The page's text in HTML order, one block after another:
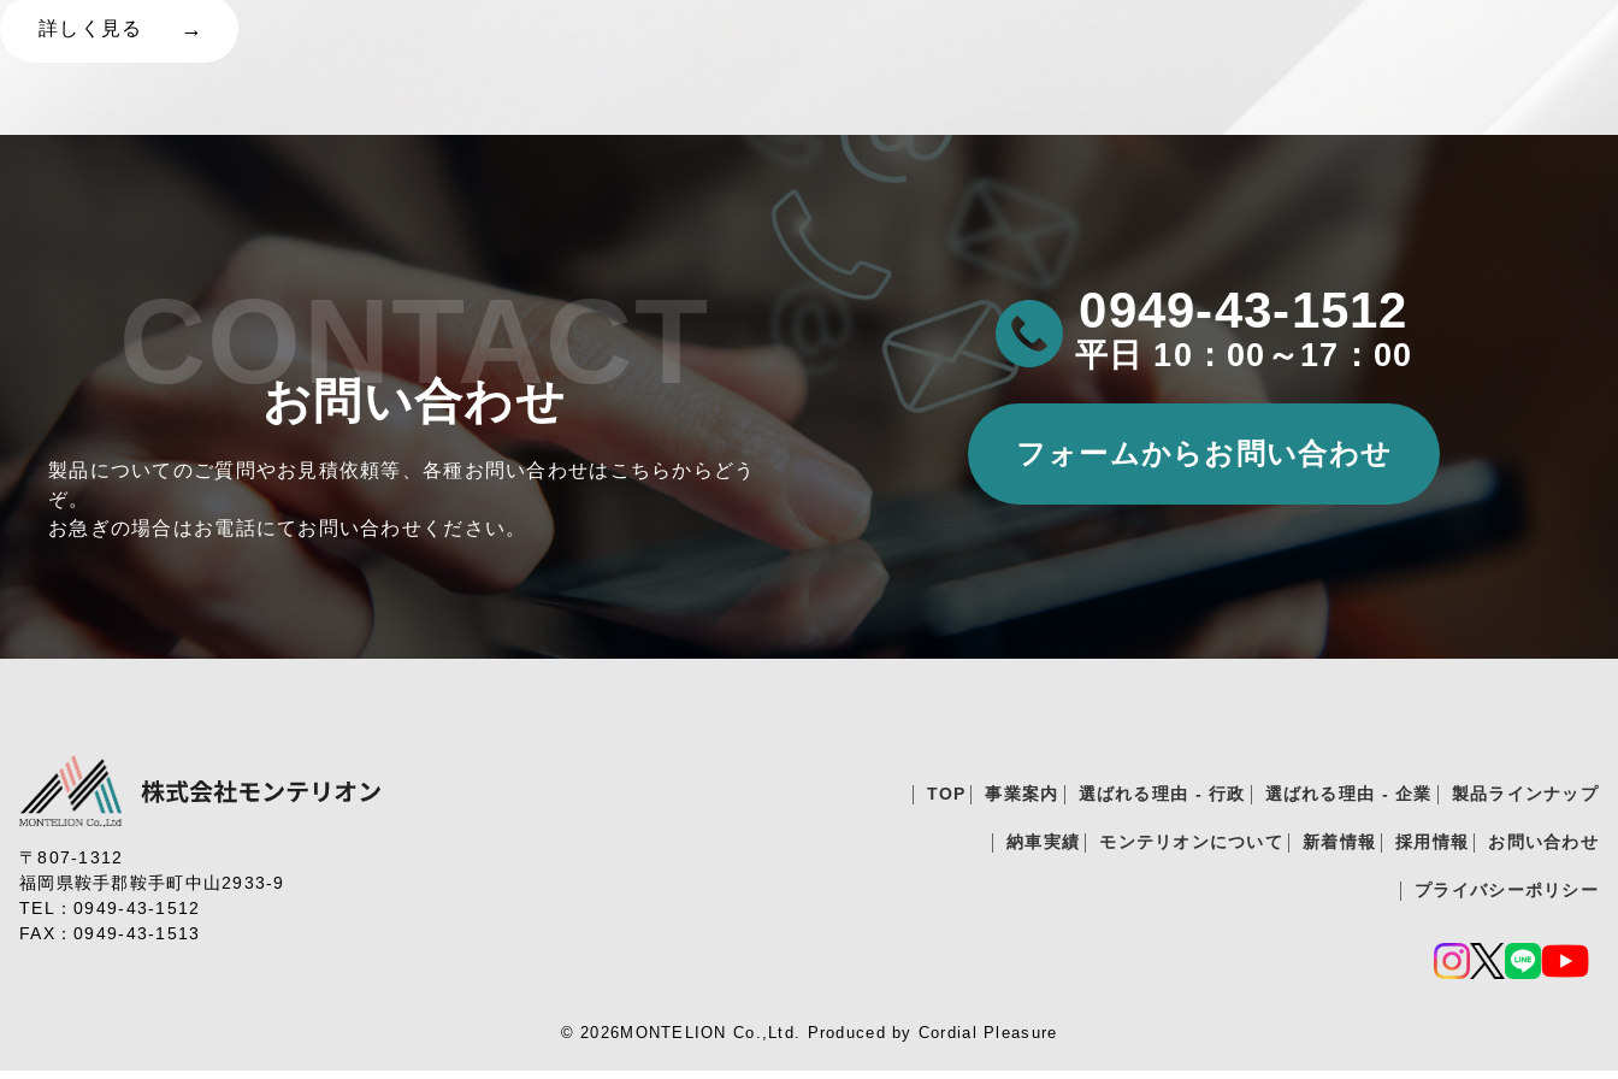
詳しく見る
CONTACT
お問い合わせ
製品についてのご質問やお見積依頼等、各種お問い合わせはこちらからどう
ぞ。
お急ぎの場合はお電話にてお問い合わせください。
0949-43-1512
平日 10：00～17：00
フォームからお問い合わせ
〒807-1312
福岡県鞍手郡鞍手町中山2933-9
TEL：0949-43-1512
FAX：0949-43-1513
TOP 事業案内 選ばれる理由 - 行政 選ばれる理由 - 企業 製品ラインナップ
納車実績 モンテリオンについて 新着情報 採用情報 お問い合わせ
プライバシーポリシー
© 2026MONTELION Co.,Ltd. Produced by Cordial Pleasure